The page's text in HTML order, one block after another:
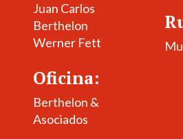
Juan Carlos
Berthelon
Werner Fett
Oficina:
Berthelon &
Asociados